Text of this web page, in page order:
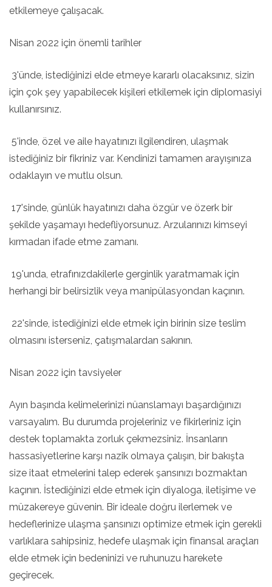
etkilemeye çalışacak.
Nisan 2022 için önemli tarihler
3'ünde, istediğinizi elde etmeye kararlı olacaksınız, sizin
için çok şey yapabilecek kişileri etkilemek için diplomasiyi
kullanırsınız.
5'inde, özel ve aile hayatınızı ilgilendiren, ulaşmak
istediğiniz bir fikriniz var. Kendinizi tamamen arayışınıza
odaklayın ve mutlu olsun.
17'sinde, günlük hayatınızı daha özgür ve özerk bir
şekilde yaşamayı hedefliyorsunuz. Arzularınızı kimseyi
kırmadan ifade etme zamanı.
19'unda, etrafınızdakilerle gerginlik yaratmamak için
herhangi bir belirsizlik veya manipülasyondan kaçının.
22'sinde, istediğinizi elde etmek için birinin size teslim
olmasını isterseniz, çatışmalardan sakının.
Nisan 2022 için tavsiyeler
Ayın başında kelimelerinizi nüanslamayı başardığınızı
varsayalım. Bu durumda projeleriniz ve fikirleriniz için
destek toplamakta zorluk çekmezsiniz. İnsanların
hassasiyetlerine karşı nazik olmaya çalışın, bir bakışta
size itaat etmelerini talep ederek şansınızı bozmaktan
kaçının. İstediğinizi elde etmek için diyaloga, iletişime ve
müzakereye güvenin. Bir ideale doğru ilerlemek ve
hedeflerinize ulaşma şansınızı optimize etmek için gerekli
varlıklara sahipsiniz, hedefe ulaşmak için finansal araçları
elde etmek için bedeninizi ve ruhunuzu harekete
geçirecek.